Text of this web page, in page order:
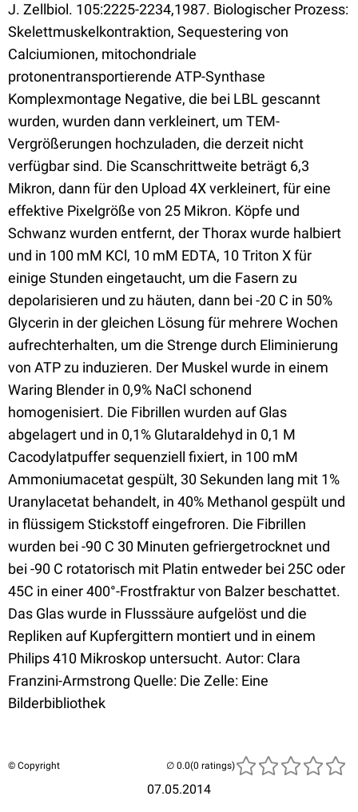
J. Zellbiol. 105:2225-2234,1987. Biologischer Prozess:
Skelettmuskelkontraktion, Sequestering von
Calciumionen, mitochondriale
protonentransportierende ATP-Synthase
Komplexmontage Negative, die bei LBL gescannt
wurden, wurden dann verkleinert, um TEM-
Vergrößerungen hochzuladen, die derzeit nicht
verfügbar sind. Die Scanschrittweite beträgt 6,3
Mikron, dann für den Upload 4X verkleinert, für eine
effektive Pixelgröße von 25 Mikron. Köpfe und
Schwanz wurden entfernt, der Thorax wurde halbiert
und in 100 mM KCl, 10 mM EDTA, 10 Triton X für
einige Stunden eingetaucht, um die Fasern zu
depolarisieren und zu häuten, dann bei -20 C in 50%
Glycerin in der gleichen Lösung für mehrere Wochen
aufrechterhalten, um die Strenge durch Eliminierung
von ATP zu induzieren. Der Muskel wurde in einem
Waring Blender in 0,9% NaCl schonend
homogenisiert. Die Fibrillen wurden auf Glas
abgelagert und in 0,1% Glutaraldehyd in 0,1 M
Cacodylatpuffer sequenziell fixiert, in 100 mM
Ammoniumacetat gespült, 30 Sekunden lang mit 1%
Uranylacetat behandelt, in 40% Methanol gespült und
in flüssigem Stickstoff eingefroren. Die Fibrillen
wurden bei -90 C 30 Minuten gefriergetrocknet und
bei -90 C rotatorisch mit Platin entweder bei 25C oder
45C in einer 400°-Frostfraktur von Balzer beschattet.
Das Glas wurde in Flusssäure aufgelöst und die
Repliken auf Kupfergittern montiert und in einem
Philips 410 Mikroskop untersucht. Autor: Clara
Franzini-Armstrong Quelle: Die Zelle: Eine
Bilderbibliothek
© Copyright
07.05.2014
(0 ratings)